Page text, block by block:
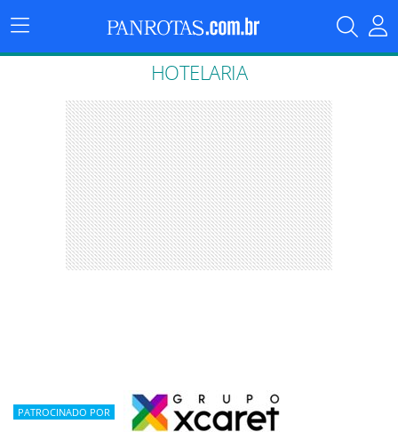
Menu
Principal
HOTELARIA
PATROCINADO POR